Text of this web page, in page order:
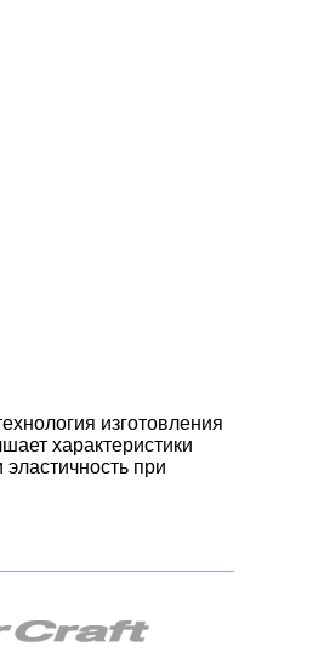
изготовления
характеристики
при